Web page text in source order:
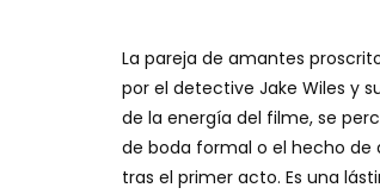
La pareja de amantes
por el detective Jake Wiles y
de la energía del filme, se
de boda formal o el hecho de
tras el primer acto. Es una